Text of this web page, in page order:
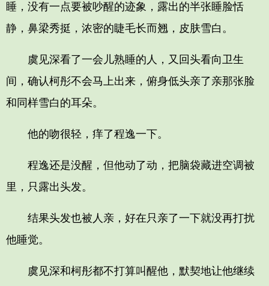
睡，没有一点要被吵醒的迹象，露出的半张睡脸恬
静，鼻梁秀挺，浓密的睫毛长而翘，皮肤雪白。
虞见深看了一会儿熟睡的人，又回头看向卫生
间，确认柯彤不会马上出来，俯身低头亲了亲那张脸
和同样雪白的耳朵。
他的吻很轻，痒了程逸一下。
程逸还是没醒，但他动了动，把脑袋藏进空调被
里，只露出头发。
结果头发也被人亲，好在只亲了一下就没再打扰
他睡觉。
虞见深和柯彤都不打算叫醒他，默契地让他继续